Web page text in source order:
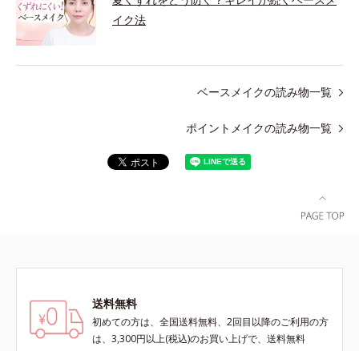
イク法
ベースメイクの読み物一覧
ポイントメイクの読み物一覧
送料無料
初めての方は、全国送料無料、2回目以降のご利用の方
は、3,300円以上(税込)のお買い上げで、送料無料